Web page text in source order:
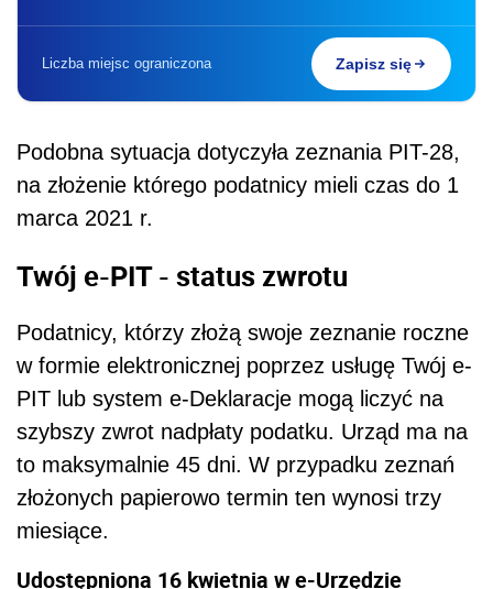
Liczba miejsc ograniczona Zapisz się
Podobna sytuacja dotyczyła zeznania PIT-28,
na złożenie którego podatnicy mieli czas do 1
marca 2021 r.
Twój e-PIT - status zwrotu
Podatnicy, którzy złożą swoje zeznanie roczne
w formie elektronicznej poprzez usługę Twój e-
PIT lub system e-Deklaracje mogą liczyć na
szybszy zwrot nadpłaty podatku. Urząd ma na
to maksymalnie 45 dni. W przypadku zeznań
złożonych papierowo termin ten wynosi trzy
miesiące.
Udostępniona 16 kwietnia w e-Urzędzie